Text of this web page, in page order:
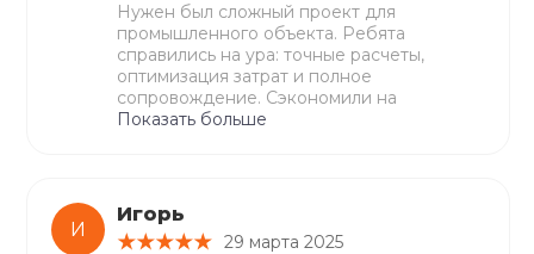
Нужен был сложный проект для
промышленного объекта. Ребята
справились на ура: точные расчеты,
оптимизация затрат и полное
сопровождение. Сэкономили на
Показать больше
И
Игорь
29 марта 2025